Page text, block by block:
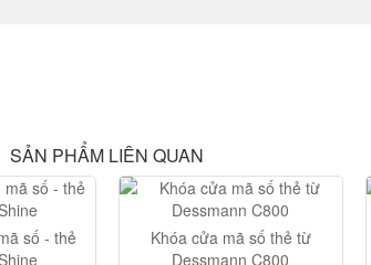
SẢN PHẨM LIÊN QUAN
số - thẻ
Khóa cửa mã số thẻ từ
Dessmann C800